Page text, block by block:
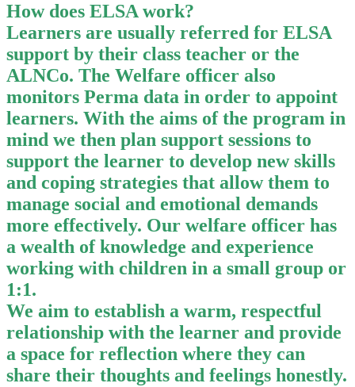
How does ELSA work?
Learners are usually referred for ELSA
support by their class teacher or the
ALNCo. The Welfare officer also
monitors Perma data in order to appoint
learners. With the aims of the program in
mind we then plan support sessions to
support the learner to develop new skills
and coping strategies that allow them to
manage social and emotional demands
more effectively. Our welfare officer has
a wealth of knowledge and experience
working with children in a small group or
1:1.
We aim to establish a warm, respectful
relationship with the learner and provide
a space for reflection where they can
share their thoughts and feelings honestly.